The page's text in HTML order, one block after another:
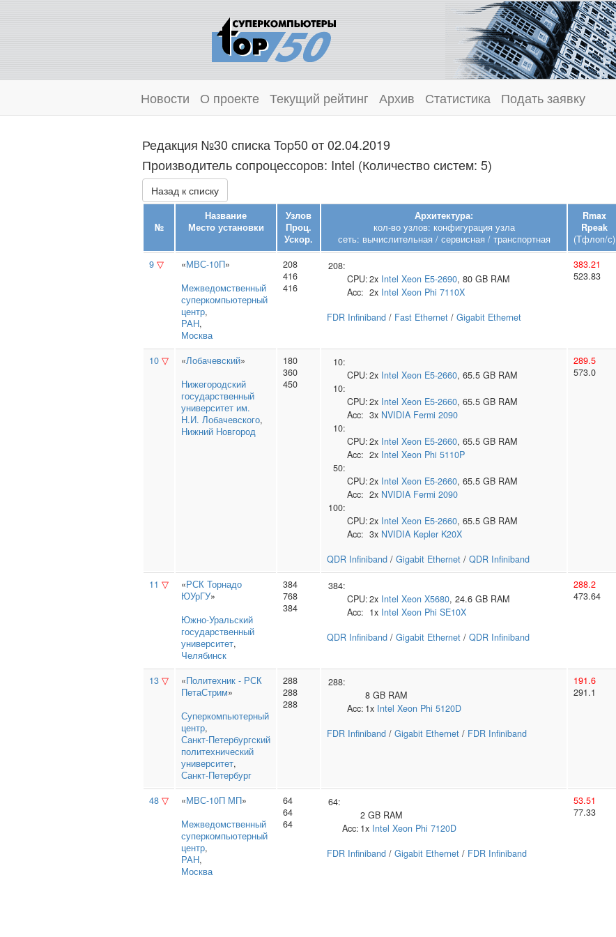
Новости О проекте Текущий рейтинг Архив Статистика Подать заявку
Редакция №30 списка Top50 от 02.04.2019
Производитель сопроцессоров: Intel (Количество систем: 5)
Назад к списку
№
Название
Место установки
Узлов
Проц.
Ускор.
Архитектура:
кол-во узлов: конфигурация узла
сеть: вычислительная / сервисная / транспортная
Rmax
Rpeak
(Тфлоп/с)
9 ▽ «МВС-10П»
Межведомственный
суперкомпьютерный
центр,
РАН,
Москва
208
416
416
208:
CPU:2x Intel Xeon E5-2690, 80 GB RAM
Acc: 2x Intel Xeon Phi 7110X
FDR Infiniband / Fast Ethernet / Gigabit Ethernet
383.21
523.83
10 ▽ «Лобачевский»
Нижегородский
государственный
университет им.
Н.И. Лобачевского,
Нижний Новгород
180
360
450
10:
CPU:2x Intel Xeon E5-2660, 65.5 GB RAM
10:
CPU:2x Intel Xeon E5-2660, 65.5 GB RAM
Acc: 3x NVIDIA Fermi 2090
10:
CPU:2x Intel Xeon E5-2660, 65.5 GB RAM
Acc: 2x Intel Xeon Phi 5110P
50:
CPU:2x Intel Xeon E5-2660, 65.5 GB RAM
Acc: 2x NVIDIA Fermi 2090
100:
CPU:2x Intel Xeon E5-2660, 65.5 GB RAM
Acc: 3x NVIDIA Kepler K20X
QDR Infiniband / Gigabit Ethernet / QDR Infiniband
289.5
573.0
11 ▽ «РСК Торнадо
ЮУрГУ»
Южно‑Уральский
государственный
университет,
Челябинск
384
768
384
384:
CPU:2x Intel Xeon X5680, 24.6 GB RAM
Acc: 1x Intel Xeon Phi SE10X
QDR Infiniband / Gigabit Ethernet / QDR Infiniband
288.2
473.64
13 ▽ «Политехник - РСК
ПетаСтрим»
Суперкомпьютерный
центр,
Санкт‑Петербургский
политехнический
университет,
Санкт-Петербург
288
288
288
288:
8 GB RAM
Acc: 1x Intel Xeon Phi 5120D
FDR Infiniband / Gigabit Ethernet / FDR Infiniband
191.6
291.1
48 ▽ «МВС-10П МП»
Межведомственный
суперкомпьютерный
центр,
РАН,
Москва
64
64
64
64:
2 GB RAM
Acc: 1x Intel Xeon Phi 7120D
FDR Infiniband / Gigabit Ethernet / FDR Infiniband
53.51
77.33